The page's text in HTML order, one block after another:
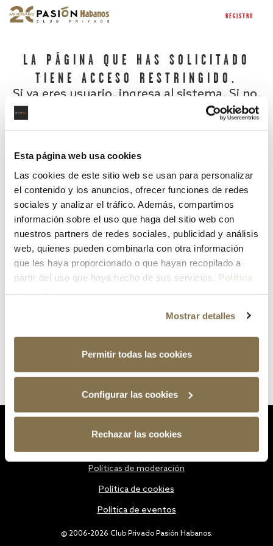
Esta página web usa cookies
Las cookies de este sitio web se usan para personalizar
el contenido y los anuncios, ofrecer funciones de redes
sociales y analizar el tráfico. Además, compartimos
información sobre el uso que haga del sitio web con
nuestros partners de redes sociales, publicidad y análisis
web, quienes pueden combinarla con otra información
que les haya proporcionado o que hayan recopilado a
partir del uso que haya hecho de sus servicios. Política
Mostrar detalles
Permitir todas las cookies
Configurar las cookies
Rechazar las cookies
REGISTRO
LA PÁGINA QUE HAS SOLICITADO
TIENE ACCESO RESTRINGIDO.
Si ya eres usuario, ingresa al sistema. Si no,
¿Has olvidado tu contraseña?
@ 2006-2026 Club Privado Pasión Habanos.
Políticas de moderación
Política de cookies
Política de eventos